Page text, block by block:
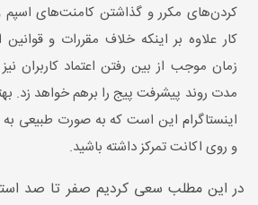
کردن‌های مکرر و گذاشتن کامنت‌های اسپم
کار علاوه بر اینکه خلاف مقررات و
زمان موجب از بین رفتن اعتماد کاربران
مدت روند پیشرفت پیج را برهم خواهد زد.
اینستاگرام این است که به صورت طبیعی به
و روی اکانت تمرکز داشته باشید.
در این مطلب سعی کردیم صفر تا صد